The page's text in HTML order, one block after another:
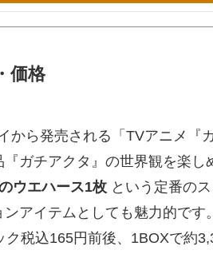
価格
から発売される「TVアニメ『
ガチアクタ』の世界観を楽
ウエハース1枚 という定番の
アイテムとしても魅力的です
ク税込165円前後、1BOXで約